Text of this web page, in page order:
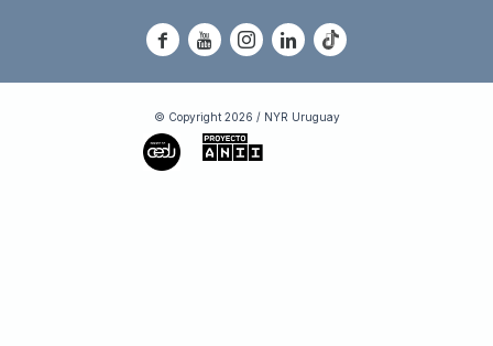
    
© Copyright 2026 / NYR Uruguay